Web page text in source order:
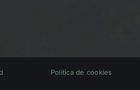
Política de cookies